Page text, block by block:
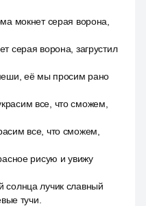
мокнет серая ворона,
серая ворона, загрустил
её мы просим рано
все, что сможем,
все, что сможем,
рисую и увижу
солнца лучик славный
тучи.